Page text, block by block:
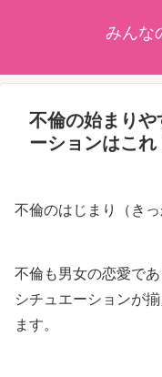
みんな
不倫の始まり
ーションはこれ
不倫のはじまり（き
不倫も男女の恋愛で
シチュエーションが
ます。